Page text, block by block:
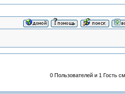
0 Пользователей и 1 Гость